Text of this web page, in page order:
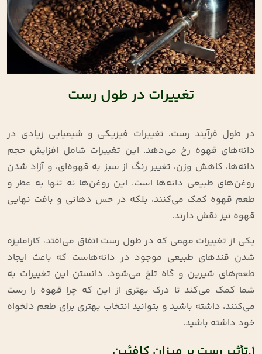
تغییرات در طول رست
در طول فرآیند رست، تغییرات فیزیکی و شیمیایی زیادی در
دانه‌های قهوه رخ می‌دهد. این تغییرات شامل افزایش حجم
دانه‌ها، کاهش وزن، تغییر رنگ از سبز به قهوه‌ای، و آزاد شدن
روغن‌های طبیعی دانه‌ها است. این روغن‌ها نه تنها به عطر و
طعم قهوه کمک می‌کنند، بلکه در حس دهانی و بافت نهایی
قهوه نیز نقش دارند.
یکی از تغییرات مهمی که در طول رست اتفاق می‌افتد، کاراملیزه
شدن قندهای طبیعی موجود در دانه‌هاست که باعث ایجاد
طعم‌های شیرین و گاه تلخ می‌شود. دانستن این تغییرات به
شما کمک می‌کند تا درک بهتری از این که چرا قهوه را رست
می‌کنند، داشته باشید و بتوانید انتخاب بهتری برای طعم دلخواه
خود داشته باشید.